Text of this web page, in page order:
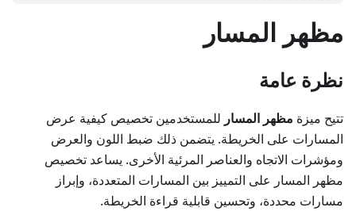
مظهر المسار
نظرة عامة
تتيح ميزة مظهر المسار للمستخدمين تخصيص كيفية عرض
المسارات على الخريطة. يتضمن ذلك ضبط اللون والعرض
ومؤشرات الاتجاه والعناصر المرئية الأخرى. يساعد تخصيص
مظهر المسار على التمييز بين المسارات المتعددة، وإبراز
مسارات محددة، وتحسين قابلية قراءة الخريطة.